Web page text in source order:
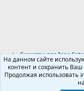
Скрипты для Inno
Russian (RU)
На данном сайте
контент и сохранить Ваш
Продолжая использовать